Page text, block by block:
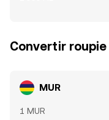
Convertir
MUR
1 MUR